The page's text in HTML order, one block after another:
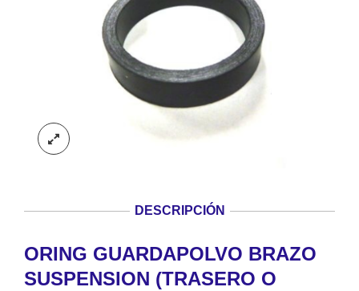
DESCRIPCIÓN
ORING GUARDAPOLVO BRAZO
SUSPENSION (TRASERO O